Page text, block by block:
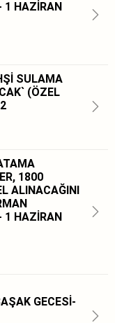
1 HAZİRAN
SULAMA
(ÖZEL
1800
ALINACAĞINI
1 HAZİRAN
GECESİ-